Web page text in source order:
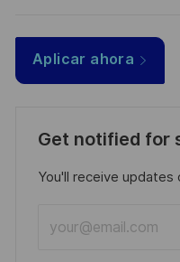
Aplicar ahora
Get notified for
You'll receive updates
Email